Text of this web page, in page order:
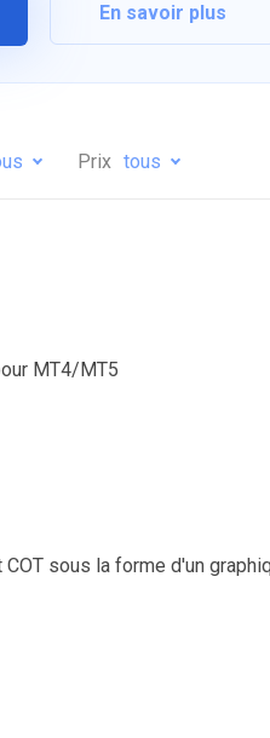
En savoir plus
Prix tous
MT4/MT5
sous la forme d'un